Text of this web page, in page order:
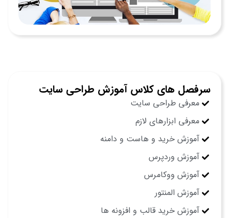
سرفصل های کلاس آموزش طراحی سایت
معرفی طراحی سایت
معرفی ابزارهای لازم
آموزش خرید و هاست و دامنه
آموزش وردپرس
آموزش ووکامرس
آموزش المنتور
آموزش خرید قالب و افزونه ها